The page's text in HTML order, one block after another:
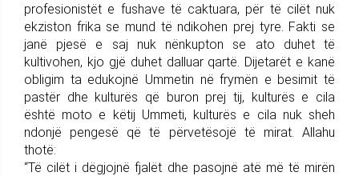
profesionistët e fushave të caktuara, për të cilët nuk
ekziston frika se mund të ndikohen prej tyre. Fakti se
janë pjesë e saj nuk nënkupton se ato duhet të
kultivohen, kjo gjë duhet dalluar qartë. Dijetarët e kanë
obligim ta edukojnë Ummetin në frymën e besimit të
pastër dhe kulturës që buron prej tij, kulturës e cila
është moto e këtij Ummeti, kulturës e cila nuk sheh
ndonjë pengesë që të përvetësojë të mirat. Allahu
thotë:
“Të cilët i dëgjojnë fjalët dhe pasojnë atë më të mirën